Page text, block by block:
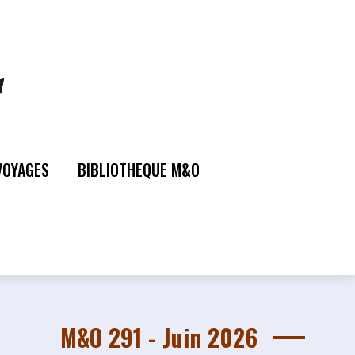
BIBLIOTHEQUE M&O
M&O 291 - Juin 2026